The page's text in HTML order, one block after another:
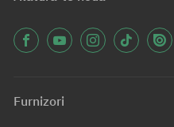
Furnizori